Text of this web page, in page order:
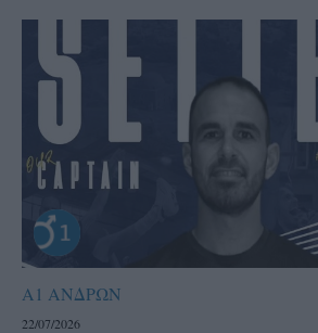
Α1 ΑΝΔΡΩΝ
22/07/2026